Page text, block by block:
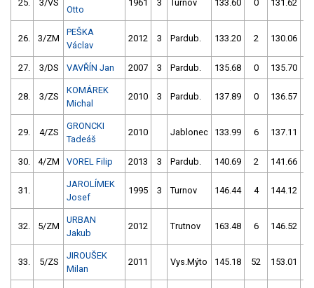
25. 3/VS
Otto
1961 3 Turnov 133.60 0 131.62
26. 3/ZM
PEŠKA
Václav
2012 3 Pardub. 133.20 2 130.06
27. 3/DS VAVŘÍN Jan 2007 3 Pardub. 135.68 0 135.70
28. 3/ZS
KOMÁREK
Michal
2010 3 Pardub. 137.89 0 136.57
29. 4/ZS
GRONCKI
Tadeáš
2010 Jablonec 133.99 6 137.11
30. 4/ZM VOREL Filip 2013 3 Pardub. 140.69 2 141.66
31.
JAROLÍMEK
Josef
1995 3 Turnov 146.44 4 144.12
32. 5/ZM
URBAN
Jakub
2012 Trutnov 163.48 6 146.52
33. 5/ZS
JIROUŠEK
Milan
2011 Vys.Mýto 145.18 52 153.01